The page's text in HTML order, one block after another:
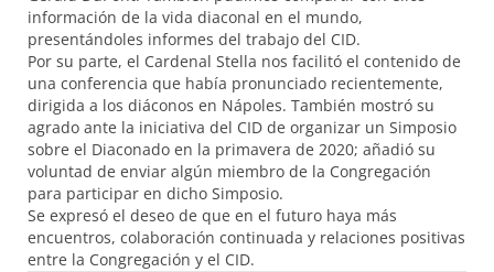
información de la vida diaconal en el mundo,
presentándoles informes del trabajo del CID.
Por su parte, el Cardenal Stella nos facilitó el contenido de
una conferencia que había pronunciado recientemente,
dirigida a los diáconos en Nápoles. También mostró su
agrado ante la iniciativa del CID de organizar un Simposio
sobre el Diaconado en la primavera de 2020; añadió su
voluntad de enviar algún miembro de la Congregación
para participar en dicho Simposio.
Se expresó el deseo de que en el futuro haya más
encuentros, colaboración continuada y relaciones positivas
entre la Congregación y el CID.